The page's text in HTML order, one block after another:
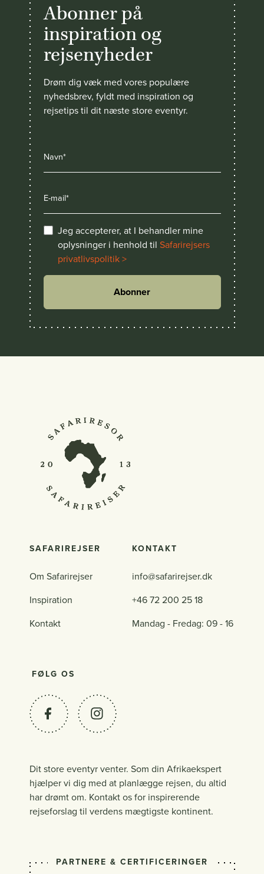
Abonner på
inspiration og
rejsenyheder
Drøm dig væk med vores populære
nyhedsbrev, fyldt med inspiration og
rejsetips til dit næste store eventyr.
Jeg accepterer, at I behandler mine
oplysninger i henhold til Safarirejsers
privatlivspolitik >
Abonner
SAFARIREJSER
Om Safarirejser
Inspiration
Kontakt
KONTAKT
info@safarirejser.dk
+46 72 200 25 18
Mandag - Fredag: 09 - 16
FØLG OS
Dit store eventyr venter. Som din Afrikaekspert
hjælper vi dig med at planlægge rejsen, du altid
har drømt om. Kontakt os for inspirerende
rejseforslag til verdens mægtigste kontinent.
PARTNERE & CERTIFICERINGER